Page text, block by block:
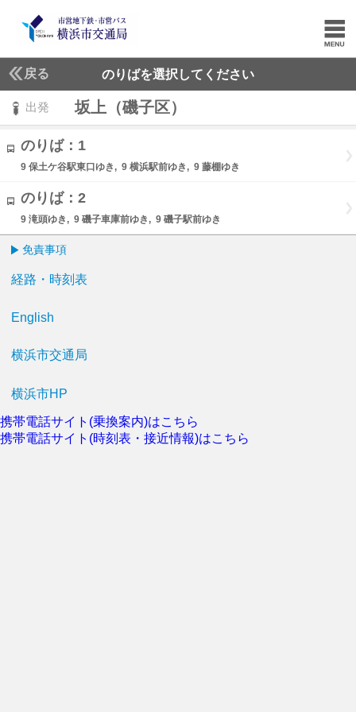
戻る のりばを選択してください
出発 坂上（磯子区）
のりば：1
9 保土ケ谷駅東口ゆき, 9 横浜駅前ゆき, 9 藤棚ゆき
のりば：2
9 滝頭ゆき, 9 磯子車庫前ゆき, 9 磯子駅前ゆき
免責事項
経路・時刻表
English
横浜市交通局
横浜市HP
携帯電話サイト(乗換案内)はこちら
携帯電話サイト(時刻表・接近情報)はこちら